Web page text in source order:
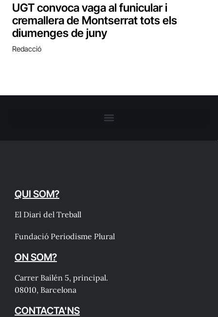
UGT convoca vaga al funicular i
cremallera de Montserrat tots els
diumenges de juny
Redacció
QUI SOM?
El Diari del Treball
Fundació Periodisme Plural
ON SOM?
Carrer Bailén 5, principal.
08010, Barcelona
CONTACTA'NS